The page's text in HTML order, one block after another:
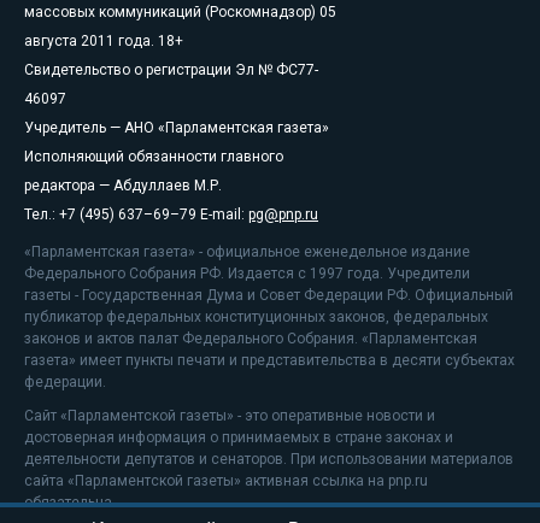
массовых коммуникаций (Роскомнадзор) 05
августа 2011 года. 18+
Свидетельство о регистрации Эл № ФС77-
46097
Учредитель — АНО «Парламентская газета»
Исполняющий обязанности главного
редактора — Абдуллаев М.Р.
Тел.: +7 (495) 637–69–79 E-mail: pg@pnp.ru
«Парламентская газета» - официальное еженедельное издание
Федерального Собрания РФ. Издается с 1997 года. Учредители
газеты - Государственная Дума и Совет Федерации РФ. Официальный
публикатор федеральных конституционных законов, федеральных
законов и актов палат Федерального Собрания. «Парламентская
газета» имеет пункты печати и представительства в десяти субъектах
федерации.
Сайт «Парламентской газеты» - это оперативные новости и
достоверная информация о принимаемых в стране законах и
деятельности депутатов и сенаторов. При использовании материалов
сайта «Парламентской газеты» активная ссылка на pnp.ru
обязательна.